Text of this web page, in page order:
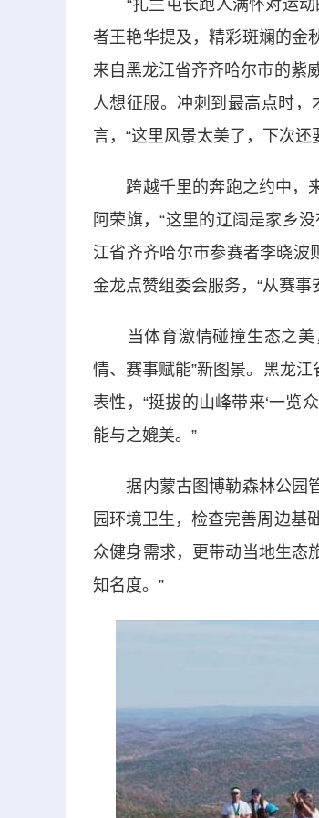
“扎兰屯长跑人满怀对运动
者王艳华提及，精彩斑斓的金
来自黑龙江省齐齐哈尔市的紫
人想征服。冲刺到最高点时
言，“这里风景太美了，下次还
跨越千里的奔跑之约中，
阿荣旗，“这里的辽阔是家乡
江省齐齐哈尔市参赛者李晓波
金龙点赞组委会服务，“从赛事
当体育激情碰撞生态之美
情、赛事赋能”新图景。黑龙
表性，“挺拔的山峰带来‘一览
能与之媲美。”
据内蒙古图博勒森林公园管
园环境卫生，检查完善周边基
众健身需求，更带动当地生态
知名度。”